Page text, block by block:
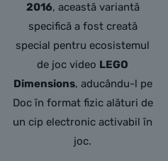
2016, această variantă
specifică a fost creată
special pentru ecosistemul
de joc video LEGO
Dimensions, aducându-l pe
Doc în format fizic alături de
un cip electronic activabil în
joc.